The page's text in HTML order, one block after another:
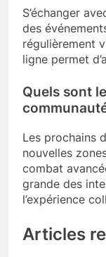
S’échanger
des
régulièrement
ligne permet
Quels sont
Les prochains
nouvelles
combat
grande des
l’expérience
Articles